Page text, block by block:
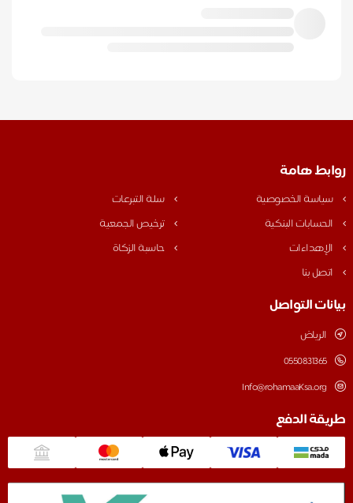
روابط هامة
سياسة الخصوصية
سلة التبرعات
الحسابات البنكية
ترخيص الجمعية
الإهداءات
حاسبة الزكاة
اتصل بنا
بيانات التواصل
الرياض
0550831365
Info@rohamaaKsa.org
طريقة الدفع